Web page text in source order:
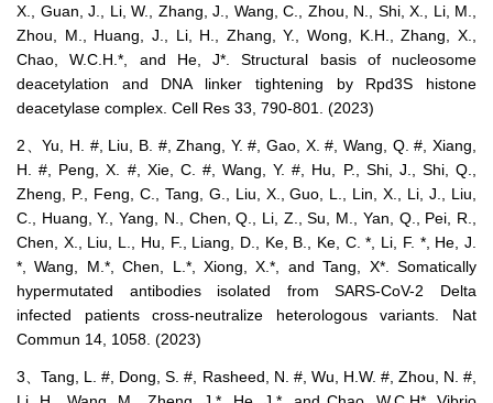
X., Guan, J., Li, W., Zhang, J., Wang, C., Zhou, N., Shi, X., Li, M.,
Zhou, M., Huang, J., Li, H., Zhang, Y., Wong, K.H., Zhang, X.,
Chao, W.C.H.*, and He, J*. Structural basis of nucleosome
deacetylation and DNA linker tightening by Rpd3S histone
deacetylase complex. Cell Res 33, 790-801. (2023)
2、Yu, H. #, Liu, B. #, Zhang, Y. #, Gao, X. #, Wang, Q. #, Xiang,
H. #, Peng, X. #, Xie, C. #, Wang, Y. #, Hu, P., Shi, J., Shi, Q.,
Zheng, P., Feng, C., Tang, G., Liu, X., Guo, L., Lin, X., Li, J., Liu,
C., Huang, Y., Yang, N., Chen, Q., Li, Z., Su, M., Yan, Q., Pei, R.,
Chen, X., Liu, L., Hu, F., Liang, D., Ke, B., Ke, C. *, Li, F. *, He, J.
*, Wang, M.*, Chen, L.*, Xiong, X.*, and Tang, X*. Somatically
hypermutated antibodies isolated from SARS-CoV-2 Delta
infected patients cross-neutralize heterologous variants. Nat
Commun 14, 1058. (2023)
3、Tang, L. #, Dong, S. #, Rasheed, N. #, Wu, H.W. #, Zhou, N. #,